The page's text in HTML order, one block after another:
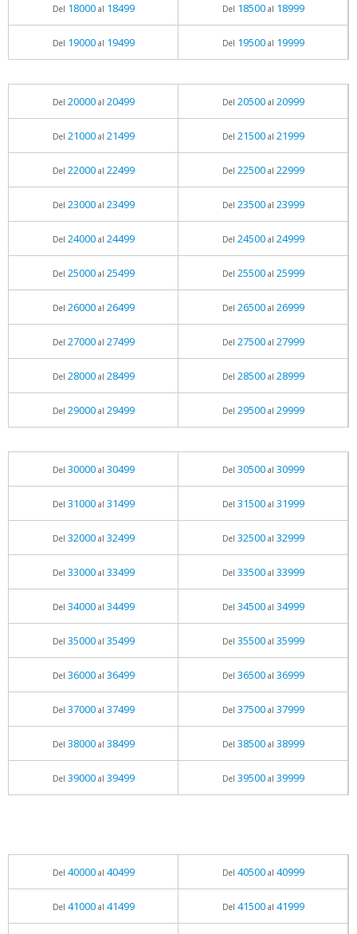
Del 18000al 18499 Del 18500al 18999
Del 19000al 19499 Del 19500al 19999
Del 20000al 20499 Del 20500al 20999
Del 21000al 21499 Del 21500al 21999
Del 22000al 22499 Del 22500al 22999
Del 23000al 23499 Del 23500al 23999
Del 24000al 24499 Del 24500al 24999
Del 25000al 25499 Del 25500al 25999
Del 26000al 26499 Del 26500al 26999
Del 27000al 27499 Del 27500al 27999
Del 28000al 28499 Del 28500al 28999
Del 29000al 29499 Del 29500al 29999
Del 30000al 30499 Del 30500al 30999
Del 31000al 31499 Del 31500al 31999
Del 32000al 32499 Del 32500al 32999
Del 33000al 33499 Del 33500al 33999
Del 34000al 34499 Del 34500al 34999
Del 35000al 35499 Del 35500al 35999
Del 36000al 36499 Del 36500al 36999
Del 37000al 37499 Del 37500al 37999
Del 38000al 38499 Del 38500al 38999
Del 39000al 39499 Del 39500al 39999
Del 40000al 40499 Del 40500al 40999
Del 41000al 41499 Del 41500al 41999